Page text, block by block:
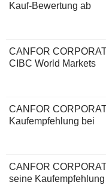
Kauf-Bewertung ab
CANFOR
CIBC World Markets
CANFOR
Kaufempfehlung bei
CANFOR
seine Kaufempfehlung